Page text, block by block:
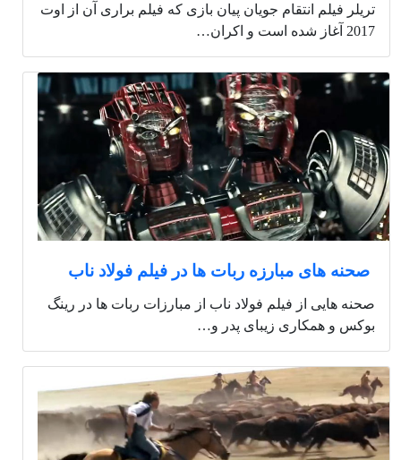
تریلر فیلم انتقام جویان پیان بازی که فیلم براری آن از اوت
2017 آغاز شده است و اکران…
صحنه های مبارزه ربات ها در فیلم فولاد ناب
صحنه هایی از فیلم فولاد ناب از مبارزات ربات ها در رینگ
بوکس و همکاری زیبای پدر و…